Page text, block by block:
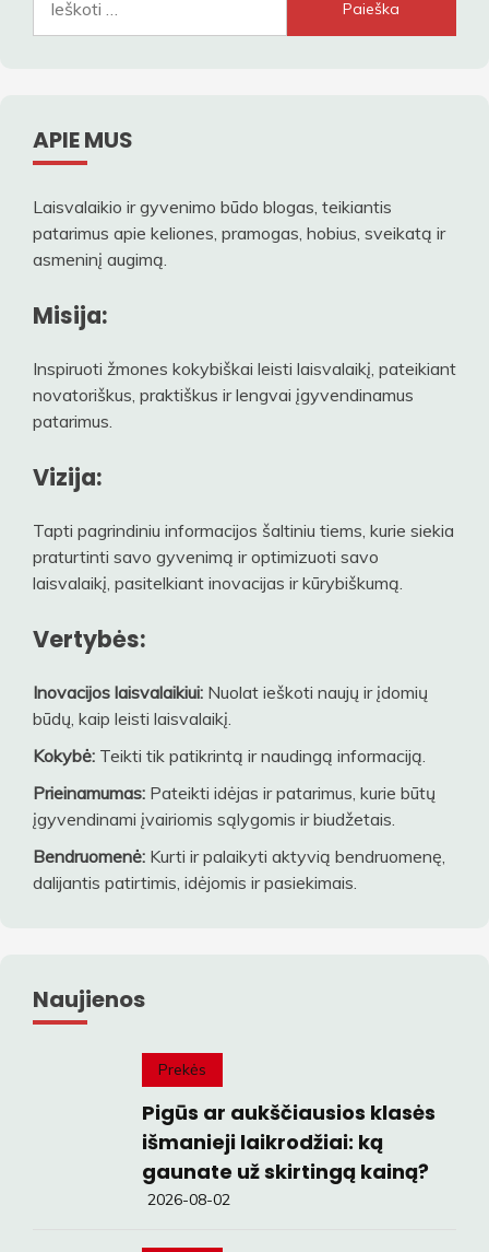
APIE MUS
Laisvalaikio ir gyvenimo būdo blogas, teikiantis
patarimus apie keliones, pramogas, hobius, sveikatą ir
asmeninį augimą.
Misija:
Inspiruoti žmones kokybiškai leisti laisvalaikį, pateikiant
novatoriškus, praktiškus ir lengvai įgyvendinamus
patarimus.
Vizija:
Tapti pagrindiniu informacijos šaltiniu tiems, kurie siekia
praturtinti savo gyvenimą ir optimizuoti savo
laisvalaikį, pasitelkiant inovacijas ir kūrybiškumą.
Vertybės:
Inovacijos laisvalaikiui: Nuolat ieškoti naujų ir įdomių
būdų, kaip leisti laisvalaikį.
Kokybė: Teikti tik patikrintą ir naudingą informaciją.
Prieinamumas: Pateikti idėjas ir patarimus, kurie būtų
įgyvendinami įvairiomis sąlygomis ir biudžetais.
Bendruomenė: Kurti ir palaikyti aktyvią bendruomenę,
dalijantis patirtimis, idėjomis ir pasiekimais.
Naujienos
Prekės
Pigūs ar aukščiausios klasės
išmanieji laikrodžiai: ką
gaunate už skirtingą kainą?
2026-08-02